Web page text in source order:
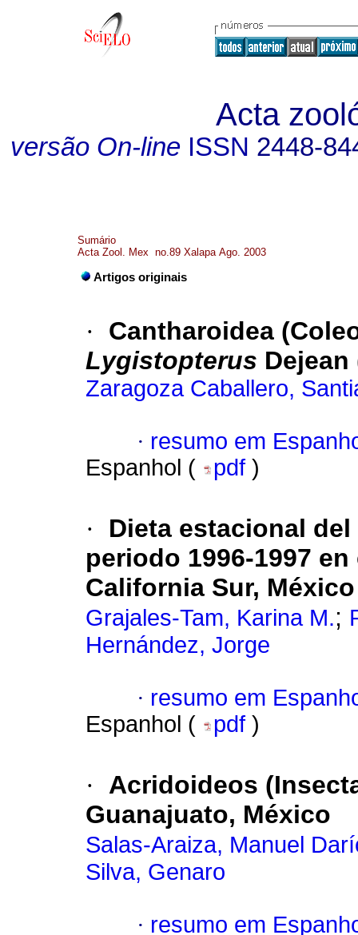
Acta
versão On-line ISSN 2448-
Sumário
Acta Zool. Mex no.89 Xalapa Ago. 2003
Artigos originais
·
Cantharoidea
Lygistopterus
Zaragoza Caballero,
· resumo em
Espanhol (
pdf )
·
Dieta estacional
periodo 1996-1997
California Sur, México
Grajales-Tam, Karina M.;
Hernández, Jorge
· resumo em
Espanhol (
pdf )
·
Acridoideos
Guanajuato, México
Salas-Araiza, Manuel
Silva, Genaro
· resumo em